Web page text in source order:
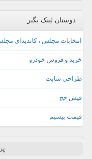
دوستان لینک بگیر
انتخابات مجلس ، کاندیدای
خرید و فروش خودرو
طراحی سایت
فیش حج
قیمت بیسیم